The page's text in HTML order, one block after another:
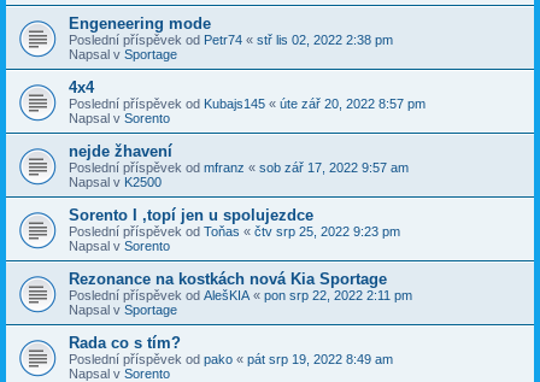
Engeneering mode
Poslední příspěvek od Petr74 « stř lis 02, 2022 2:38 pm
Napsal v Sportage
4x4
Poslední příspěvek od Kubajs145 « úte zář 20, 2022 8:57 pm
Napsal v Sorento
nejde žhavení
Poslední příspěvek od mfranz « sob zář 17, 2022 9:57 am
Napsal v K2500
Sorento I ,topí jen u spolujezdce
Poslední příspěvek od Toňas « čtv srp 25, 2022 9:23 pm
Napsal v Sorento
Rezonance na kostkách nová Kia Sportage
Poslední příspěvek od AlešKIA « pon srp 22, 2022 2:11 pm
Napsal v Sportage
Rada co s tím?
Poslední příspěvek od pako « pát srp 19, 2022 8:49 am
Napsal v Sorento